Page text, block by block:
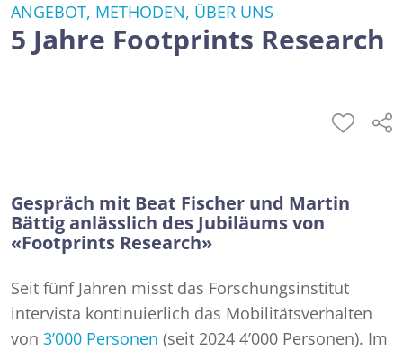
ANGEBOT, METHODEN, ÜBER UNS
5 Jahre Footprints Research
Gespräch mit Beat Fischer und Martin
Bättig anlässlich des Jubiläums von
«Footprints Research»
Seit fünf Jahren misst das Forschungsinstitut
intervista kontinuierlich das Mobilitätsverhalten
von 3’000 Personen (seit 2024 4’000 Personen). Im